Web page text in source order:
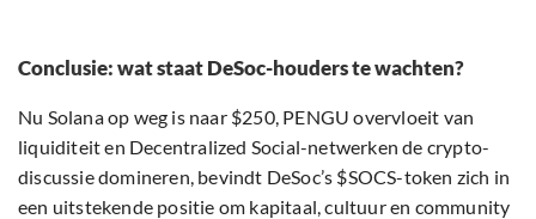
Conclusie: wat staat DeSoc-houders te wachten?
Nu Solana op weg is naar $250, PENGU overvloeit van
liquiditeit en Decentralized Social-netwerken de crypto-
discussie domineren, bevindt DeSoc’s $SOCS-token zich in
een uitstekende positie om kapitaal, cultuur en community